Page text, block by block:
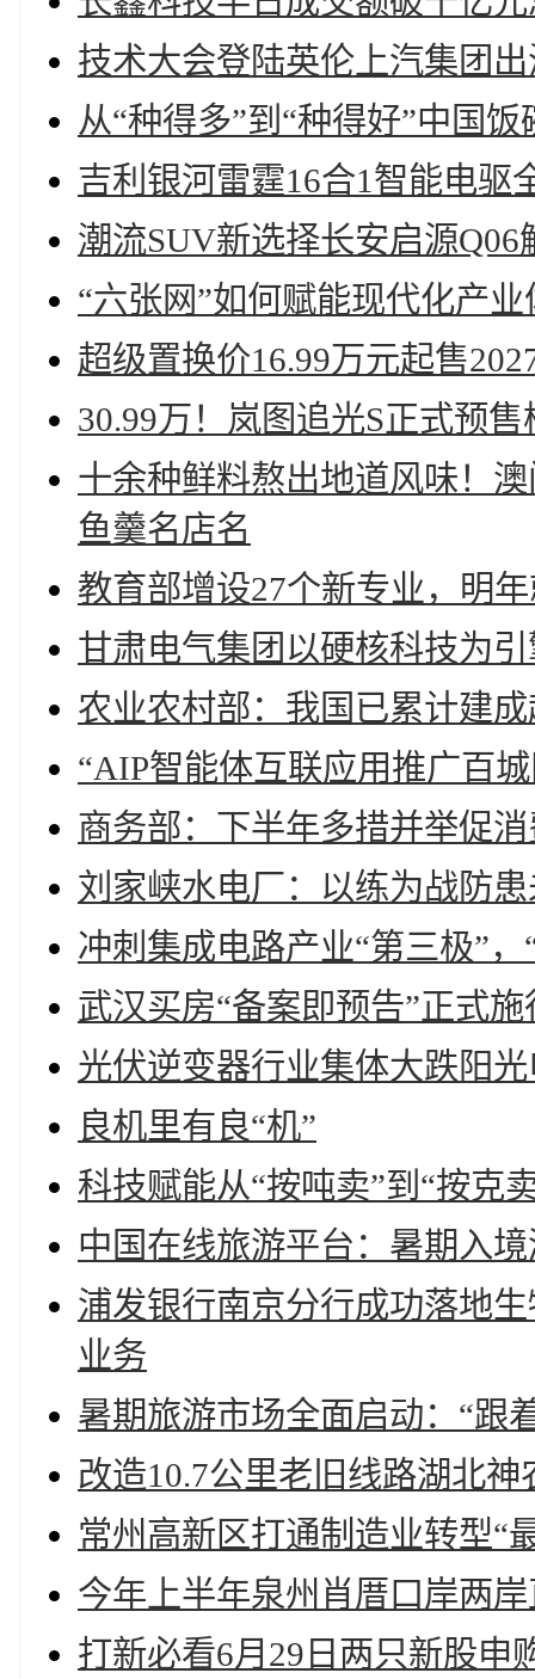
技术大会登陆英伦上汽集团
从“种得多”到“种得好”中国
吉利银河雷霆16合1智能电驱
潮流SUV新选择长安启源
“六张网”如何赋能现代化产业
超级置换价16.99万元起售
30.99万！岚图追光S正式预
十余种鲜料熬出地道风味！
鱼羹名店名
教育部增设27个新专业，明
甘肃电气集团以硬核科技为
农业农村部：我国已累计建
“AIP智能体互联应用推广百
商务部：下半年多措并举促
刘家峡水电厂：以练为战防患
冲刺集成电路产业“第三极”
武汉买房“备案即预告”正式施
光伏逆变器行业集体大跌阳
良机里有良“机”
科技赋能从“按吨卖”到“按克
中国在线旅游平台：暑期入
浦发银行南京分行成功落地
业务
暑期旅游市场全面启动：“跟
改造10.7公里老旧线路湖北
常州高新区打通制造业转型“
今年上半年泉州肖厝口岸两
打新必看6月29日两只新股申